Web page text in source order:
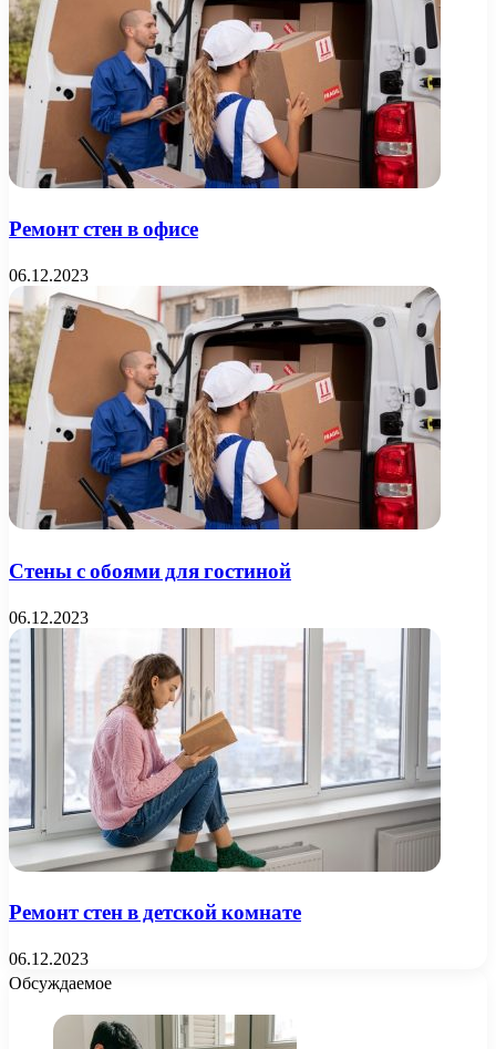
Ремонт стен в офисе
06.12.2023
Стены с обоями для гостиной
06.12.2023
Ремонт стен в детской комнате
06.12.2023
Обсуждаемое